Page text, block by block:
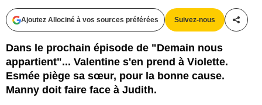
Ajoutez Allociné à vos sources préférées Suivez-nous
Dans le prochain épisode de "Demain nous
appartient"... Valentine s'en prend à Violette.
Esmée piège sa sœur, pour la bonne cause.
Manny doit faire face à Judith.